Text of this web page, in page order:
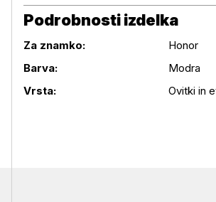
Podrobnosti izdelka
Podrobnosti izdelka
Za znamko:
Honor
Barva:
Modra
Vrsta:
Ovitki in